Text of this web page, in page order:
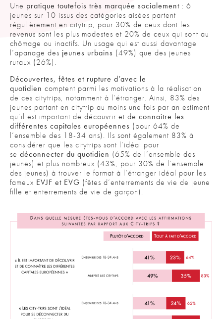
Une pratique toutefois très marquée socialement : 6
jeunes sur 10 issus des catégories aisées partent
régulièrement en citytrip, pour 30% de ceux dont les
revenus sont les plus modestes et 20% de ceux qui sont au
chômage ou inactifs. Un usage qui est aussi davantage
l’apanage des jeunes urbains (49%) que des jeunes
ruraux (26%).
Découvertes, fêtes et rupture d’avec le
quotidien comptent parmi les motivations à la réalisation
de ces citytrips, notamment à l’étranger. Ainsi, 83% des
jeunes partant en citytrip au moins une fois par an estiment
qu’il est important de découvrir et de connaître les
différentes capitales européennes (pour 64% de
l’ensemble des 18-34 ans). Ils sont également 83% à
considérer que les citytrips sont l’idéal pour
se déconnecter du quotidien (65% de l’ensemble des
jeunes) et plus nombreux (43%, pour 30% de l’ensemble
des jeunes) à trouver le format à l’étranger idéal pour les
fameux EVJF et EVG (fêtes d’enterrements de vie de jeune
fille et enterrements de vie de garçon).